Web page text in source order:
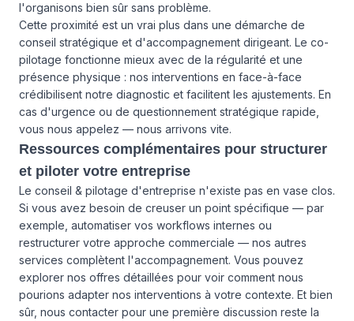
l'organisons bien sûr sans problème.
Cette proximité est un vrai plus dans une démarche de
conseil stratégique et d'accompagnement dirigeant. Le co-
pilotage fonctionne mieux avec de la régularité et une
présence physique : nos interventions en face-à-face
crédibilisent notre diagnostic et facilitent les ajustements. En
cas d'urgence ou de questionnement stratégique rapide,
vous nous appelez — nous arrivons vite.
Ressources complémentaires pour structurer
et piloter votre entreprise
Le conseil & pilotage d'entreprise n'existe pas en vase clos.
Si vous avez besoin de creuser un point spécifique — par
exemple, automatiser vos workflows internes ou
restructurer votre approche commerciale — nos autres
services complètent l'accompagnement. Vous pouvez
explorer nos offres détaillées pour voir comment nous
pourions adapter nos interventions à votre contexte. Et bien
sûr, nous contacter pour une première discussion reste la